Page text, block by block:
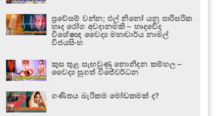
ප්‍රවේසම් වන්න; එල් නිනෝ යනු පාරිසරික
හෘද රෝග අවදානමකි – හෘදවේද
විශේෂඥ වෛද්‍ය මහාචාර්ය නාමල්
විජයසිංහ
කුස තුළ සැඟවුණු නොනිදන කම්හල –
වෛද්‍ය සුගත් විජේවර්ධන
ගණිතය බැරිකම මෝඩකමක් ද?